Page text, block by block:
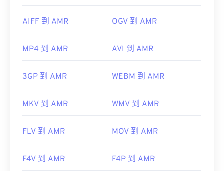
AIFF 到 AMR OGV 到 AMR
MP4 到 AMR AVI 到 AMR
3GP 到 AMR WEBM 到 AMR
MKV 到 AMR WMV 到 AMR
FLV 到 AMR MOV 到 AMR
F4V 到 AMR F4P 到 AMR